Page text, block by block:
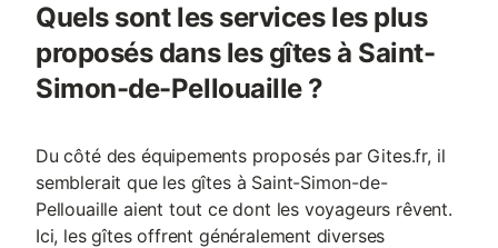
Quels sont les services les plus
proposés dans les gîtes à Saint-
Simon-de-Pellouaille ?
Du côté des équipements proposés par Gites.fr, il
semblerait que les gîtes à Saint-Simon-de-
Pellouaille aient tout ce dont les voyageurs rêvent.
Ici, les gîtes offrent généralement diverses